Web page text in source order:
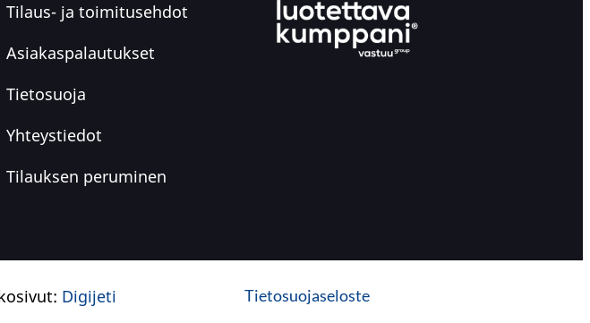
Tilaus- ja toimitusehdot
Asiakaspalautukset
Tietosuoja
Yhteystiedot
Tilauksen peruminen
Digijeti Tietosuojaseloste